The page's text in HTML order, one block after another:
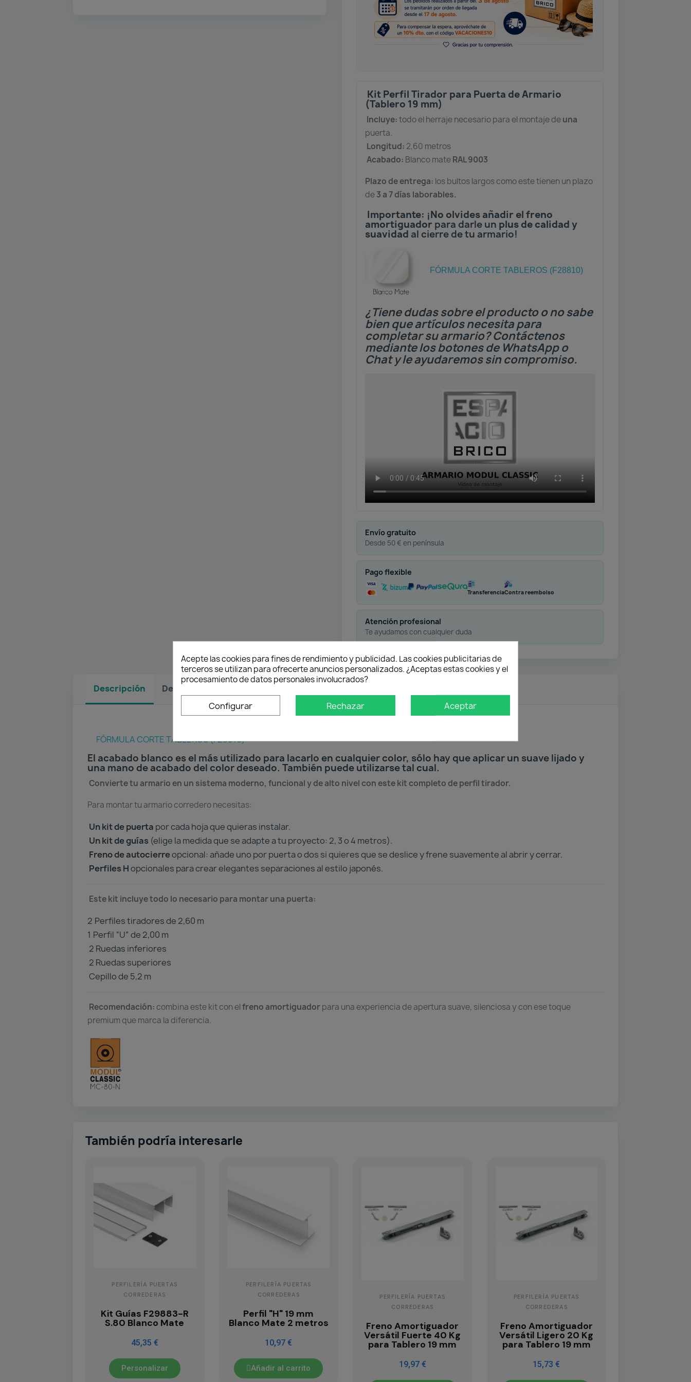
Kit Perfil Tirador para Puerta de Armario
(Tablero 19 mm)
Incluye:todo el herraje necesario para el montaje deuna
puerta.
Longitud: 2,60 metros
Acabado: Blanco mateRAL 9003
Plazo de entrega: los bultos largos como este tienen un plazo
de3 a 7 días laborables.
Importante: ¡No olvides añadir el freno
amortiguador para darle un plus de calidad y
suavidad al cierre de tu armario!
FÓRMULA CORTE TABLEROS (F28810)
¿Tiene dudas sobre el producto o no sabe
bien que artículos necesita para
completar su armario? Contáctenos
mediante los botones de WhatsApp o
Chat y le ayudaremos sin compromiso.
Envío gratuito
Desde 50 € en península
Pago flexible
TransferenciaContra reembolso
Atención profesional
Te ayudamos con cualquier duda
Descripción Detalles del producto
FÓRMULA CORTE TABLEROS (F28810)
El acabado blanco es el más utilizado para lacarlo en cualquier color, sólo hay que aplicar un suave lijado y
una mano de acabado del color deseado. También puede utilizarse tal cual.
Convierte tu armario en un sistema moderno, funcional y de alto nivel con este kit completo de perfil tirador.
Para montar tu armario corredero necesitas:
Un kit de puerta por cada hoja que quieras instalar.
Un kit de guías (elige la medida que se adapte a tu proyecto: 2, 3 o 4 metros).
Freno de autocierreopcional: añade uno por puerta o dos si quieres que se deslice y frene suavemente al abrir y cerrar.
Perfiles Hopcionales para crear elegantes separaciones al estilo japonés.
Este kit incluye todo lo necesario para montar una puerta:
2️ Perfiles tiradores de 2,60 m
1️ Perfil “U” de 2,00 m
2 Ruedas inferiores
2 Ruedas superiores
Cepillo de 5,2 m
Recomendación: combina este kit con elfreno amortiguadorpara una experiencia de apertura suave, silenciosa y con ese toque
premium que marca la diferencia.
También podría interesarle
PERFILERÍA PUERTAS
CORREDERAS
Kit Guías F29883-R
S.80 Blanco Mate
45,35 €
Personalizar
PERFILERÍA PUERTAS
CORREDERAS
Perfil "H" 19 mm
Blanco Mate 2 metros
10,97 €
Añadir al carrito
PERFILERÍA PUERTAS
CORREDERAS
Freno Amortiguador
Versátil Fuerte 40 Kg
para Tablero 19 mm
19,97 €
PERFILERÍA PUERTAS
CORREDERAS
Freno Amortiguador
Versátil Ligero 20 Kg
para Tablero 19 mm
15,73 €
Acepte las cookies para fines de rendimiento y publicidad. Las cookies publicitarias de
terceros se utilizan para ofrecerte anuncios personalizados. ¿Aceptas estas cookies y el
procesamiento de datos personales involucrados?
Configurar Rechazar Aceptar